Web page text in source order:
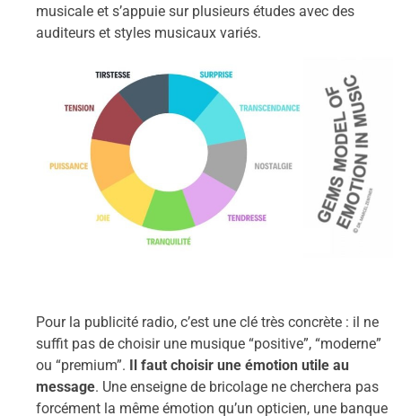
musicale et s’appuie sur plusieurs études avec des
auditeurs et styles musicaux variés.
Pour la publicité radio, c’est une clé très concrète : il ne
suffit pas de choisir une musique “positive”, “moderne”
ou “premium”. Il faut choisir une émotion utile au
message. Une enseigne de bricolage ne cherchera pas
forcément la même émotion qu’un opticien, une banque